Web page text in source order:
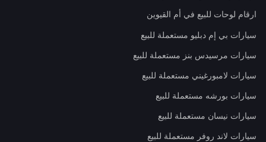
ارقام لوحات للبيع في أم القيوين
سيارات بي إم دبليو مستعملة للبيع
سيارات مرسيدس بنز مستعملة للبيع
سيارات لامبورغيني مستعملة للبيع
سيارات بورشه مستعملة للبيع
سيارات نيسان مستعملة للبيع
سيارات لاند روفر مستعملة للبيع